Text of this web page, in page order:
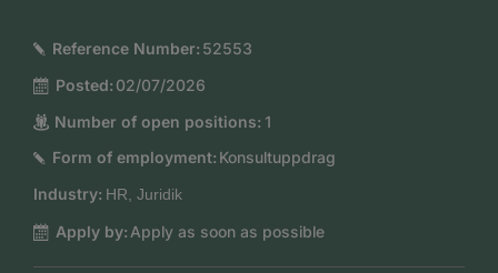
Reference Number: 52553
Posted: 02/07/2026
Number of open positions: 1
Form of employment: Konsultuppdrag
Industry: HR, Juridik
Apply by: Apply as soon as possible